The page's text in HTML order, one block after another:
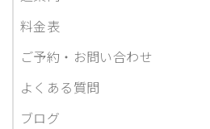
料金表
ご予約・お問い合わせ
よくある質問
ブログ